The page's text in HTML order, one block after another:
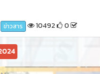
ก่อนเข้าวิทยาลัยเทคนิคพัทยา ณ บริ
จอดรถวิทยาลัยเทคนิคพัทยา
ข่าวสาร 102320 0